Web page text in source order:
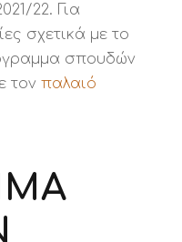
22. Για
σχετικά με το
σπουδών
τον παλαιό